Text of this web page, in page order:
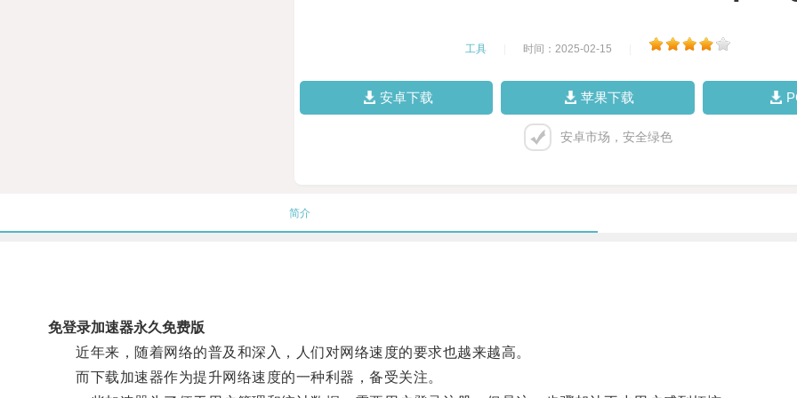
工具 时间：2025-02-15
安卓下载 苹果下载
安卓市场，安全绿色
简介
免登录加速器永久免费版
近年来，随着网络的普及和深入，人们对网络速度的要求也越来越高。
而下载加速器作为提升网络速度的一种利器，备受关注。